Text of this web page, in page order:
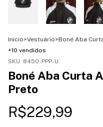
Início>Vestuário>Boné Aba
+10 vendidos
SKU: 8450-PPP-U
Boné Aba Curta
Preto
R$229,99